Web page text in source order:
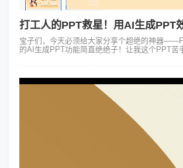
打工人的PPT救星！用AI生成PPT
宝子们，今天必须给大家分享个超绝的神器
的AI生成PPT功能简直绝绝子！让我这个PPT苦